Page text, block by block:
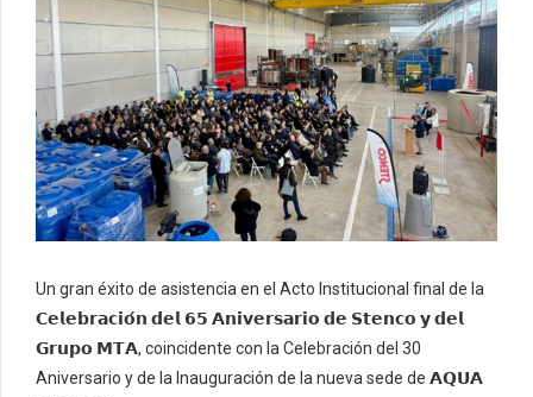
Un gran éxito de asistencia en el Acto Institucional final de la
𝗖𝗲𝗹𝗲𝗯𝗿𝗮𝗰𝗶𝗼́𝗻 𝗱𝗲𝗹 𝟲𝟱 𝗔𝗻𝗶𝘃𝗲𝗿𝘀𝗮𝗿𝗶𝗼 𝗱𝗲 𝗦𝘁𝗲𝗻𝗰𝗼 𝘆 𝗱𝗲𝗹
𝗚𝗿𝘂𝗽𝗼 𝗠𝗧𝗔, coincidente con la Celebración del 30
Aniversario y de la Inauguración de la nueva sede de 𝗔𝗤𝗨𝗔